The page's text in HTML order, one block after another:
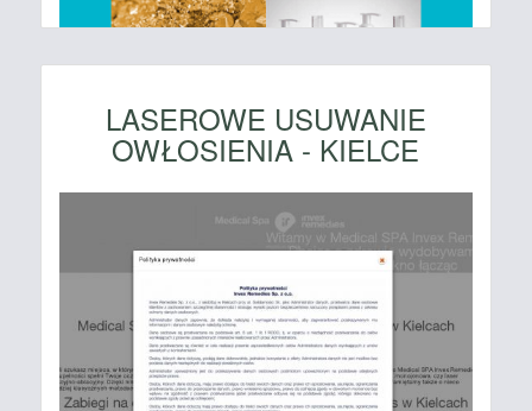
LASEROWE USUWANIE
OWŁOSIENIA - KIELCE